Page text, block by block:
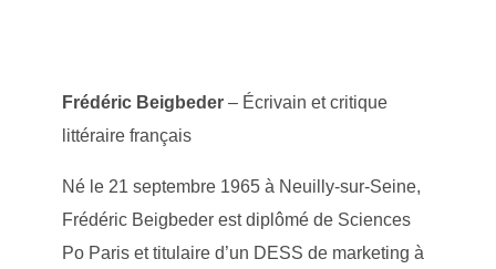
Frédéric Beigbeder– Écrivain et critique
littéraire français
Né le 21 septembre 1965 à Neuilly-sur-Seine,
Frédéric Beigbeder est diplômé de Sciences
Po Paris et titulaire d’un DESS de marketing à